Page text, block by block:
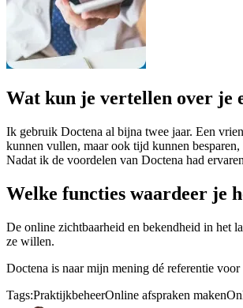
Wat kun je vertellen over je
Ik gebruik Doctena al bijna twee jaar. Een
kunnen vullen, maar ook tijd kunnen
Nadat ik de voordelen van Doctena had
Welke functies waardeer je
De online zichtbaarheid en bekendheid in het
ze willen.
Doctena is naar mijn mening dé referentie
Tags:PraktijkbeheerOnline afspraken maken